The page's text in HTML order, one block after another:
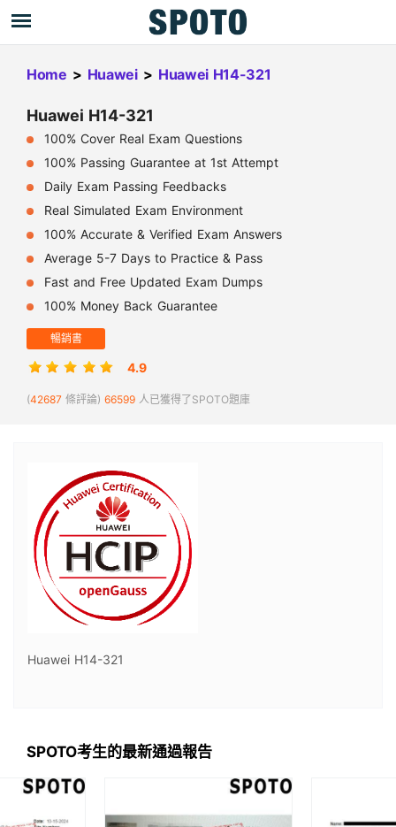
Home > Huawei > Huawei H14-321
Huawei H14-321
100% Cover Real Exam Questions
100% Passing Guarantee at 1st Attempt
Daily Exam Passing Feedbacks
Real Simulated Exam Environment
100% Accurate & Verified Exam Answers
Average 5-7 Days to Practice & Pass
Fast and Free Updated Exam Dumps
100% Money Back Guarantee
暢銷書
4.9
(42687 條評論) 66599 人已獲得了SPOTO題庫
Huawei H14-321
SPOTO考生的最新通過報告